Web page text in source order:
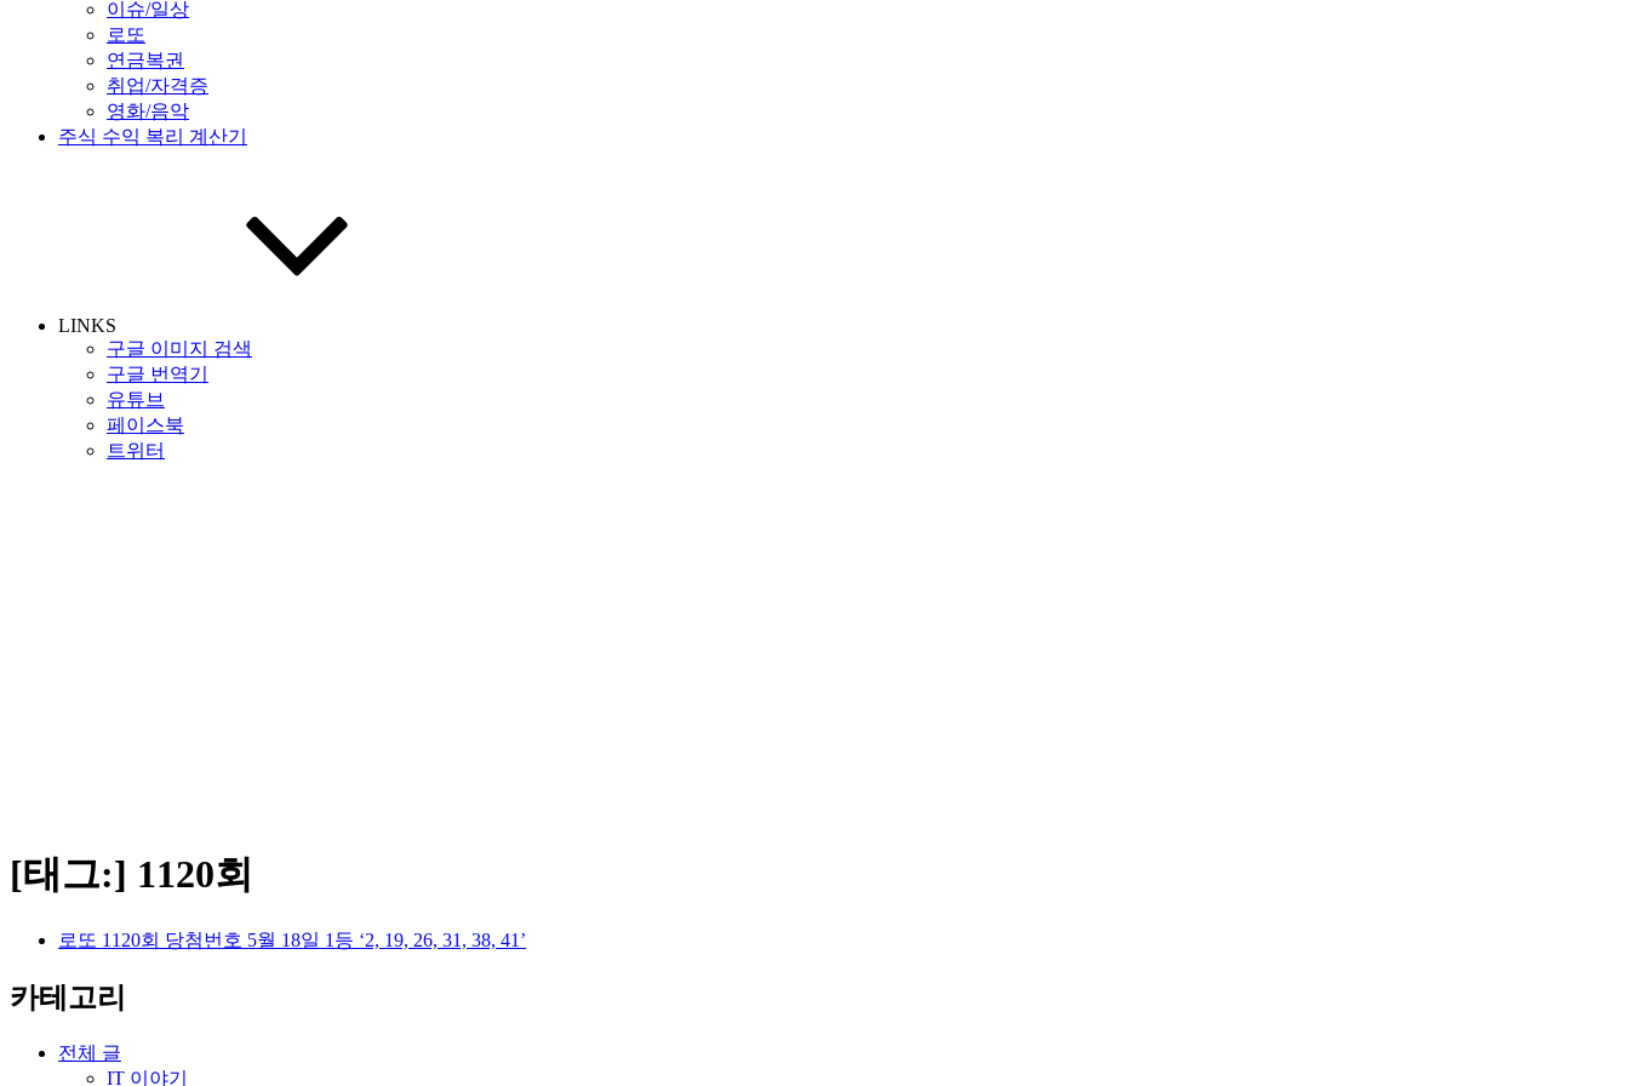
이슈/일상
로또
연금복권
취업/자격증
영화/음악
주식 수익 복리 계산기
LINKS
구글 이미지 검색
구글 번역기
유튜브
페이스북
트위터
[태그:] 1120회
로또 1120회 당첨번호 5월 18일 1등 ‘2, 19, 26, 31, 38, 41’
카테고리
전체 글
IT 이야기